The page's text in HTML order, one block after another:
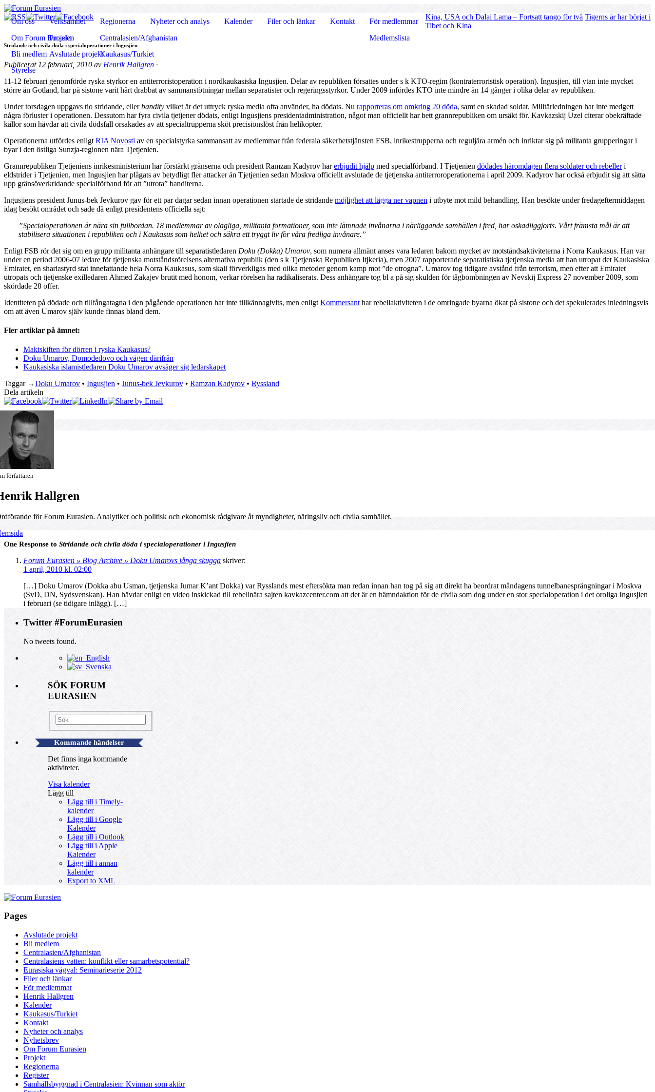
Om oss
Om Forum Eurasien
Bli medlem
Styrelse
Verksamhet
Projekt
Avslutade projekt
Regionerna
Centralasien/Afghanistan
Kaukasus/Turkiet
Nyheter och analys Kalender Filer och länkar Kontakt
För medlemmar
Medlemslista
Kina, USA och Dalai Lama – Fortsatt tango för två Tigerns år har börjat i
Tibet och Kina
Stridande och civila döda i specialoperationer i Ingusjien
Publicerat 12 februari, 2010 av Henrik Hallgren ·
11-12 februari genomförde ryska styrkor en antiterroristoperation i nordkaukasiska Ingusjien. Delar av republiken försattes under s k KTO-regim (kontraterroristisk operation). Ingusjien, till ytan inte mycket
större än Gotland, har på sistone varit hårt drabbat av sammanstötningar mellan separatister och regeringsstyrkor. Under 2009 infördes KTO inte mindre än 14 gånger i olika delar av republiken.
Under torsdagen uppgavs tio stridande, ellerbandity vilket är det uttryck ryska media ofta använder, ha dödats. Nu rapporteras om omkring 20 döda, samt en skadad soldat. Militärledningen har inte medgett
några förluster i operationen. Dessutom har fyra civila tjetjener dödats, enligt Ingusjiens presidentadministration, något man officiellt har bett grannrepubliken om ursäkt för. Kavkazskij Uzel citerar obekräftade
källor som hävdar att civila dödsfall orsakades av att specialtrupperna sköt precisionslöst från helikopter.
Operationerna utfördes enligt RIA Novosti av en specialstyrka sammansatt av medlemmar från federala säkerhetstjänsten FSB, inrikestrupperna och reguljära armén och inriktar sig på militanta grupperingar i
byar i den östliga Sunzja-regionen nära Tjetjenien.
Grannrepubliken Tjetjeniens inrikesministerium har förstärkt gränserna och president Ramzan Kadyrov harerbjudit hjälp med specialförband. I Tjetjenien dödades häromdagen flera soldater och rebelleri
eldstrider i Tjetjenien, men Ingusjien har plågats av betydligt fler attacker än Tjetjenien sedan Moskva officiellt avslutade de tjetjenska antiterroroperationerna i april 2009. Kadyrov har också erbjudit sig att sätta
upp gränsöverkridande specialförband för att ”utrota” banditerna.
Ingusjiens president Junus-bek Jevkurov gav för ett par dagar sedan innan operationen startade de stridande möjlighet att lägga ner vapnen i utbyte mot mild behandling. Han besökte under fredageftermiddagen
idag besökt området och sade då enligt presidentens officiella sajt:
”Specialoperationen är nära sin fullbordan. 18 medlemmar av olagliga, militanta formationer, som inte lämnade invånarna i närliggande samhällen i fred, har oskadliggjorts. Vårt främsta mål är att
stabilisera situationen i republiken och i Kaukasus som helhet och säkra ett tryggt liv för våra fredliga invånare.”
Enligt FSB rör det sig om en grupp militanta anhängare till separatistledaren Doku (Dokka) Umarov, som numera allmänt anses vara ledaren bakom mycket av motståndsaktiviteterna i Norra Kaukasus. Han var
under en period 2006-07 ledare för tjetjenska motståndsrörelsens alternativa republik (den s k Tjetjenska Republiken Itjkeria), men 2007 rapporterade separatistiska tjetjenska media att han utropat det Kaukasiska
Emiratet, en shariastyrd stat innefattande hela Norra Kaukasus, som skall förverkligas med olika metoder genom kamp mot ”de otrogna”. Umarov tog tidigare avstånd från terrorism, men efter att Emiratet
utropats och tjetjenske exilledaren Ahmed Zakajev brutit med honom, verkar rörelsen ha radikaliserats. Dess anhängare tog bl a på sig skulden för tågbombningen av Nevskij Express 27 november 2009, som
skördade 28 offer.
Identiteten på dödade och tillfångatagna i den pågående operationen har inte tillkännagivits, men enligt Kommersant har rebellaktiviteten i de omringade byarna ökat på sistone och det spekulerades inledningsvis
om att även Umarov själv kunde finnas bland dem.
Fler artiklar på ämnet:
Maktskiften för dörren i ryska Kaukasus?
Doku Umarov, Domodedovo och vägen därifrån
Kaukasiska islamistledaren Doku Umarov avsäger sig ledarskapet
Taggar →Doku Umarov • Ingusjien • Junus-bek Jevkurov • Ramzan Kadyrov • Ryssland
Dela artikeln
författaren
Hallgren
för Forum Eurasien. Analytiker och politisk och ekonomisk rådgivare åt myndigheter, näringsliv och civila samhället.
One Response to Stridande och civila döda i specialoperationer i Ingusjien
Forum Eurasien » Blog Archive » Doku Umarovs långa skugga skriver:
1 april, 2010 kl. 02:00
[…] Doku Umarov (Dokka abu Usman, tjetjenska Jumar K’ant Dokka) var Rysslands mest eftersökta man redan innan han tog på sig att direkt ha beordrat måndagens tunnelbanesprängningar i Moskva
(SvD, DN, Sydsvenskan). Han hävdar enligt en video inskickad till rebellnära sajten kavkazcenter.com att det är en hämndaktion för de civila som dog under en stor specialoperation i det oroliga Ingusjien
i februari (se tidigare inlägg). […]
Twitter #ForumEurasien
No tweets found.
English
Svenska
SÖK FORUM
EURASIEN
Kommande händelser
Det finns inga kommande
aktiviteter.
Visa kalender
Lägg till
Lägg till i Timely-
kalender
Lägg till i Google
Kalender
Lägg till i Outlook
Lägg till i Apple
Kalender
Lägg till i annan
kalender
Export to XML
Pages
Avslutade projekt
Bli medlem
Centralasien/Afghanistan
Centralasiens vatten: konflikt eller samarbetspotential?
Eurasiska vägval: Seminarieserie 2012
Filer och länkar
För medlemmar
Henrik Hallgren
Kalender
Kaukasus/Turkiet
Kontakt
Nyheter och analys
Nyhetsbrev
Om Forum Eurasien
Projekt
Regionerna
Register
Samhällsbyggnad i Centralasien: Kvinnan som aktör